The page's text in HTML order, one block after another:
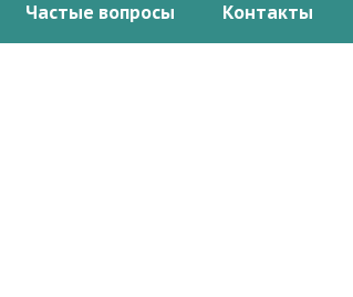
Частые вопросы Контакты